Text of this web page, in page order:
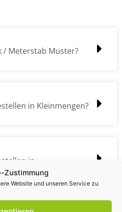
Zustimmung
Website und unseren Service zu
/ Meterstab Muster?
in Kleinmengen?
in